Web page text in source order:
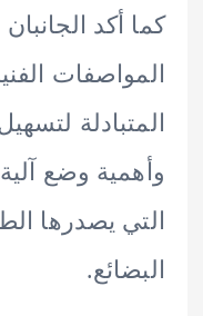
الجانبان
الفنية في
لتسهيل عملية
وضع آلية
يصدرها الطرفان